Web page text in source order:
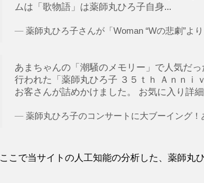
ムは「歌物語」は薬師丸ひろ子自身...
薬師丸ひろ子さんが「Woman “Wの悲劇”よ
あまちゃんの「潮騒のメモリー」で人気だ
行われた「薬師丸ひろ子 ３５ｔｈ Ａｎｎｉ
お客さんが詰めかけました。 お気に入り詳
薬師丸ひろ子のコンサートに大ブーイング
ここで当サイトの人工知能の分析した、薬師丸